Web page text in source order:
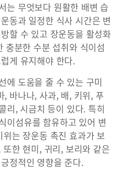
는 무엇보다 원활한 배변 습
동과 일정한 식사 시간은 변
할 수 있고 장운동을 활성화
충분한 수분 섭취와 식이섬
게 유지해야 한다.
에 도움을 줄 수 있는 구미
, 바나나, 사과, 배, 키위, 푸
리, 시금치 등이 있다. 특히
이섬유를 함유하고 있어 변
는 장운동 촉진 효과가 보
한 현미, 귀리, 보리와 같은
정적인 영향을 준다.